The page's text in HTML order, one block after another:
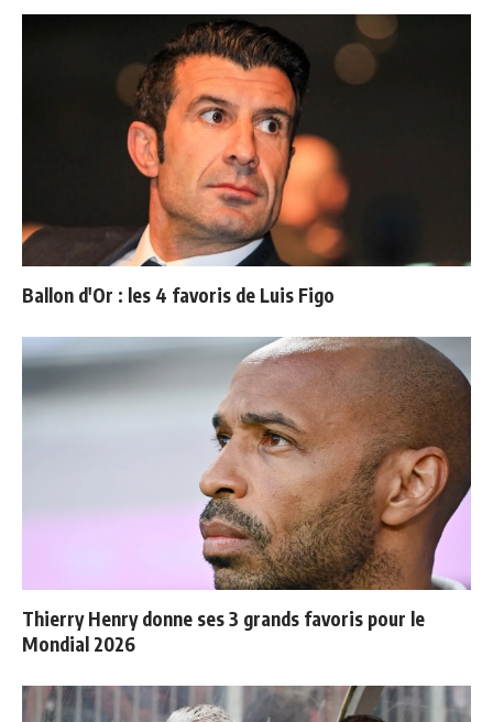
Ballon d'Or : les 4 favoris de Luis Figo
Thierry Henry donne ses 3 grands favoris pour le
Mondial 2026